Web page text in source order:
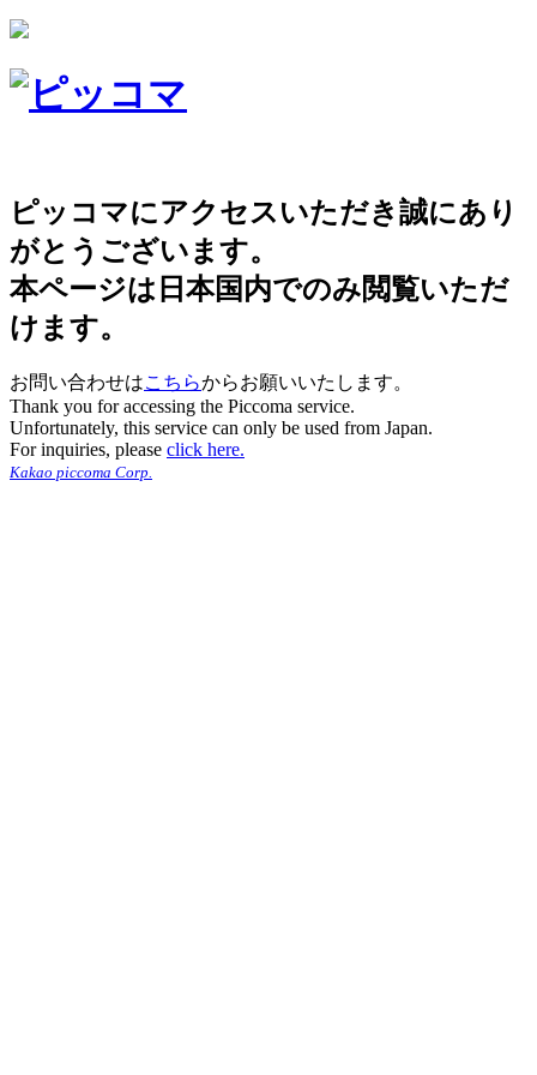
ピッコマにアクセスいただき誠にあり
がとうございます。
本ページは日本国内でのみ閲覧いただ
けます。
お問い合わせはこちらからお願いいたします。
Thank you for accessing the Piccoma service.
Unfortunately, this service can only be used from Japan.
For inquiries, please click here.
Kakao piccoma Corp.